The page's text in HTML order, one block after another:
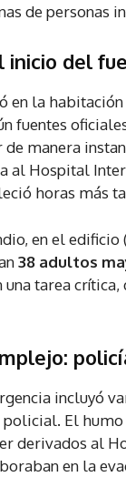
de personas
inicio del
en la
fuentes
manera
al Hospital
horas más
en el edificio
38 adultos
tarea
incluyó
El
derivados al
en la